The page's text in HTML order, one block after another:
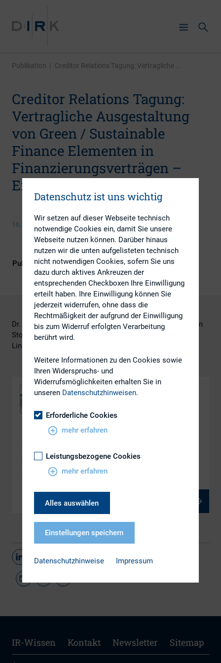
Publikation | Creditor Relations Tagung: Vertragliche ...
Creditor Relations Tagung:
Vertragliche Ausgestaltung
von Green / Sustainable
Finance Elementen in
Finanzierungsverträgen –
Erste Erfahrungen
16. Januar 2020
Publikationsform DIRK-Publikationen
Dr. Neil George Weiand / Dr. Frederik Winter / Dr. Christian
Storck
Linklaters
DOWNLOAD
Vertragliche Ausgestaltung von Green /
Sustainable Finance Elementen in
Finanzierungsverträgen – Erste Erfahrungen
Teilen
IR-Wissen Kontakt Newsletter Sitemap
Datenschutz ist uns wichtig
Wir setzen auf dieser Webseite technisch
notwendige Cookies ein, damit Sie unsere
Webseite nutzen können. Darüber hinaus
nutzen wir die unten aufgelisteten technisch
nicht notwendigen Cookies, sofern Sie uns
dazu durch aktives Ankreuzen der
entsprechenden Checkboxen Ihre Einwilligung
erteilt haben. Ihre Einwilligung können Sie
jederzeit widerrufen, ohne dass die
Rechtmäßigkeit der aufgrund der Einwilligung
bis zum Widerruf erfolgten Verarbeitung
berührt wird.
Weitere Informationen zu den Cookies sowie
Ihren Widerspruchs- und
Widerrufsmöglichkeiten erhalten Sie in
unseren Datenschutzhinweisen.
Erforderliche Cookies
mehr erfahren
Leistungsbezogene Cookies
mehr erfahren
Alles auswählen
Einstellungen speichern
Datenschutzhinweise Impressum